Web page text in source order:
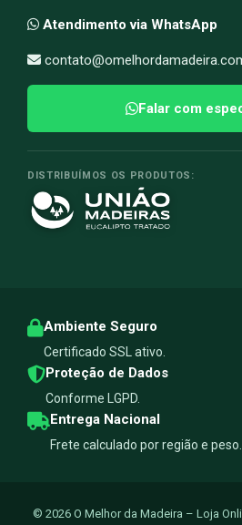
Atendimento via WhatsApp
Falar com
DISTRIBUÍMOS OS PRODUTOS:
Ambiente Seguro
Certificado SSL ativo.
Proteção de Dados
Conforme LGPD.
Entrega Nacional
Frete calculado por região e peso.
© 2026 O Melhor da Madeira – Loja